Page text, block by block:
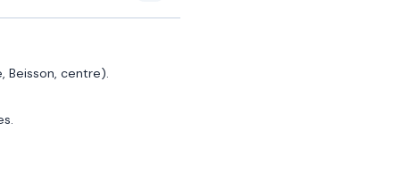
Beisson, centre).